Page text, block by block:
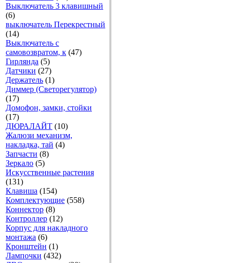
Выключатель 3 клавишный
(6)
выключатель Перекрестный
(14)
Выключатель с
самовозвратом, к (47)
Гирлянда (5)
Датчики (27)
Держатель (1)
Диммер (Светорегулятор)
(17)
Домофон, замки, стойки
(17)
ДЮРАЛАЙТ (10)
Жалюзи механизм,
накладка, тай (4)
Запчасти (8)
Зеркало (5)
Искусственные растения
(131)
Клавиша (154)
Комплектующие (558)
Коннектор (8)
Контроллер (12)
Корпус для накладного
монтажа (6)
Кронштейн (1)
Лампочки (432)